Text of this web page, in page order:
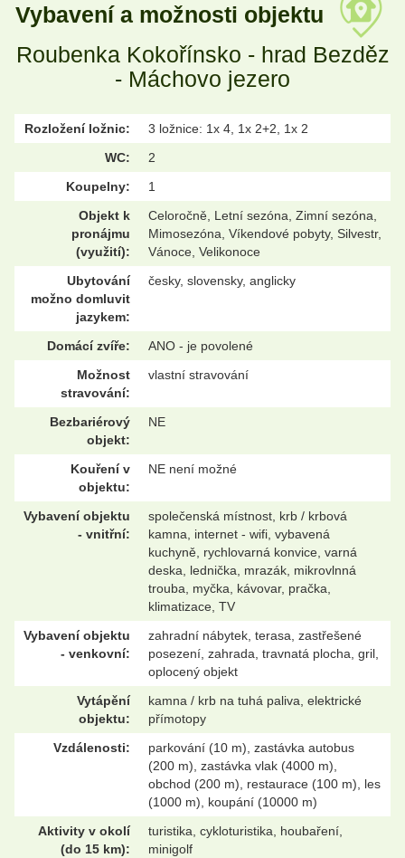
Vybavení a možnosti objektu
Roubenka Kokořínsko - hrad Bezděz
- Máchovo jezero
Rozložení ložnic:
3 ložnice: 1x 4, 1x 2+2, 1x 2
WC:
2
Koupelny:
1
Objekt k
pronájmu
(využití):
Celoročně, Letní sezóna, Zimní sezóna,
Mimosezóna, Víkendové pobyty, Silvestr,
Vánoce, Velikonoce
Ubytování
možno domluvit
jazykem:
česky, slovensky, anglicky
Domácí zvíře:
ANO - je povolené
Možnost
stravování:
vlastní stravování
Bezbariérový
objekt:
NE
Kouření v
objektu:
NE není možné
Vybavení objektu
- vnitřní:
společenská místnost, krb / krbová
kamna, internet - wifi, vybavená
kuchyně, rychlovarná konvice, varná
deska, lednička, mrazák, mikrovlnná
trouba, myčka, kávovar, pračka,
klimatizace, TV
Vybavení objektu
- venkovní:
zahradní nábytek, terasa, zastřešené
posezení, zahrada, travnatá plocha, gril,
oplocený objekt
Vytápění
objektu:
kamna / krb na tuhá paliva, elektrické
přímotopy
Vzdálenosti:
parkování (10 m), zastávka autobus
(200 m), zastávka vlak (4000 m),
obchod (200 m), restaurace (100 m), les
(1000 m), koupání (10000 m)
Aktivity v okolí
(do 15 km):
turistika, cykloturistika, houbaření,
minigolf